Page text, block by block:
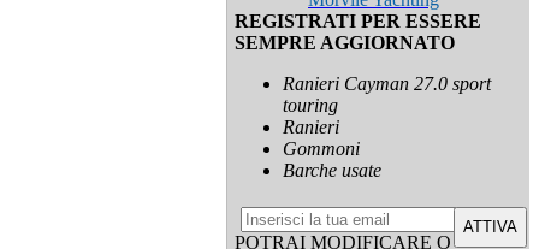
REGISTRATI PER ESSERE
SEMPRE AGGIORNATO
Ranieri Cayman 27.0 sport
touring
Ranieri
Gommoni
Barche usate
ATTIVA
POTRAI MODIFICARE O